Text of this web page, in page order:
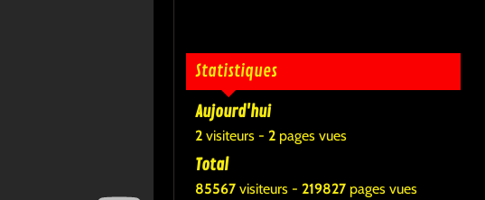
Statistiques
Aujourd'hui
2 visiteurs - 2 pages vues
Total
85567 visiteurs - 219827 pages vues